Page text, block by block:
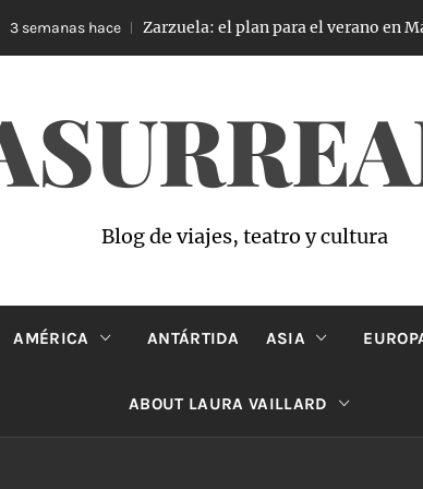
semanas hace Zarzuela: el plan para el verano en
Blog de viajes, teatro y cultura
AMÉRICA ANTÁRTIDA ASIA
ABOUT LAURA VAILLARD